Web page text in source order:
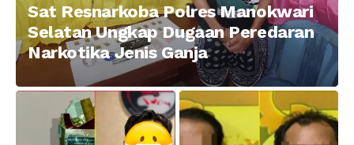
Sat Resnarkoba Polres Manokwari
Selatan Ungkap Dugaan Peredaran
Narkotika Jenis Ganja